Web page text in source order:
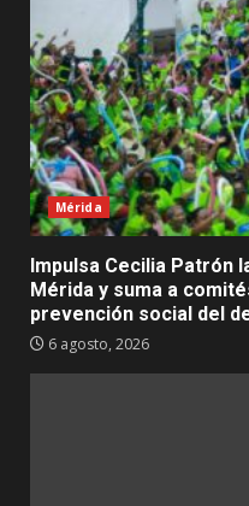
Mérida
Impulsa Cecilia Patrón
Mérida y suma a
prevención social del
6 agosto, 2026